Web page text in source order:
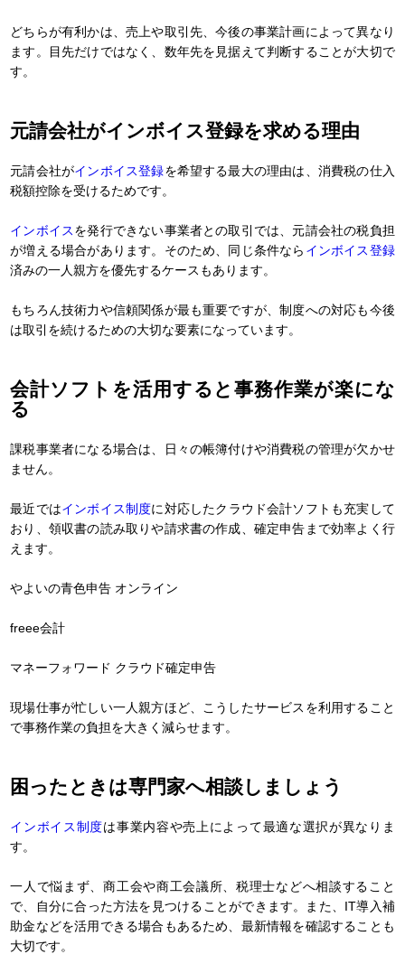
どちらが有利かは、売上や取引先、今後の事業計画によって異なり
ます。目先だけではなく、数年先を見据えて判断することが大切で
す。
元請会社がインボイス登録を求める理由
元請会社がインボイス登録を希望する最大の理由は、消費税の仕入
税額控除を受けるためです。
インボイスを発行できない事業者との取引では、元請会社の税負担
が増える場合があります。そのため、同じ条件なら インボイス登録
済みの一人親方を優先するケースもあります。
もちろん技術力や信頼関係が最も重要ですが、制度への対応も今後
は取引を続けるための大切な要素になっています。
会計ソフトを活用すると事務作業が楽にな
る
課税事業者になる場合は、日々の帳簿付けや消費税の管理が欠かせ
ません。
最近ではインボイス制度に対応したクラウド会計ソフトも充実して
おり、領収書の読み取りや請求書の作成、確定申告まで効率よく行
えます。
やよいの青色申告 オンライン
freee会計
マネーフォワード クラウド確定申告
現場仕事が忙しい一人親方ほど、こうしたサービスを利用すること
で事務作業の負担を大きく減らせます。
困ったときは専門家へ相談しましょう
インボイス制度は事業内容や売上によって最適な選択が異なりま
す。
一人で悩まず、商工会や商工会議所、税理士などへ相談すること
で、自分に合った方法を見つけることができます。また、IT導入補
助金などを活用できる場合もあるため、最新情報を確認することも
大切です。